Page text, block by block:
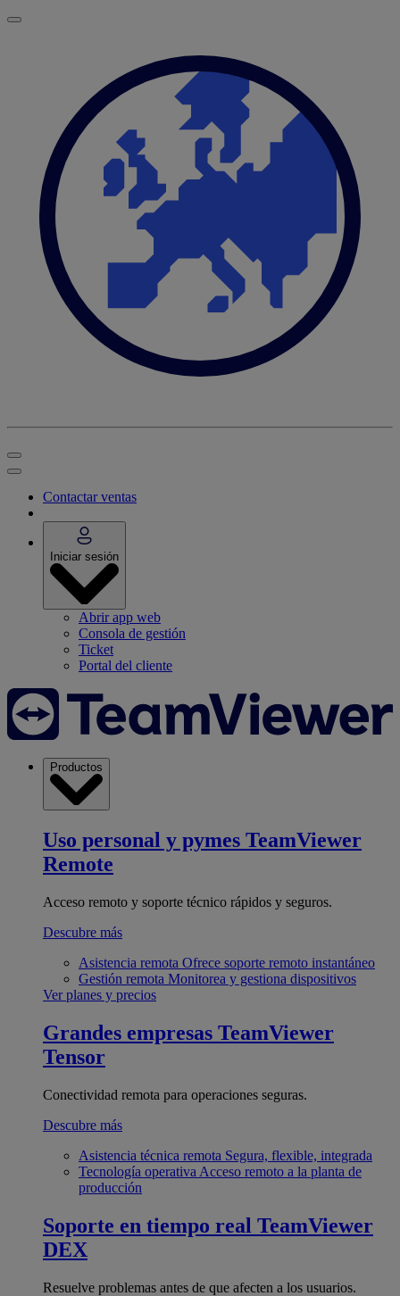
Contactar ventas
Iniciar sesión
Abrir app web
Consola de gestión
Ticket
Portal del cliente
Productos
Uso personal y pymes TeamViewer
Remote
Acceso remoto y soporte técnico rápidos y seguros.
Descubre más
Asistencia remota Ofrece soporte remoto instantáneo
Gestión remota Monitorea y gestiona dispositivos
Ver planes y precios
Grandes empresas TeamViewer
Tensor
Conectividad remota para operaciones seguras.
Descubre más
Asistencia técnica remota Segura, flexible, integrada
Tecnología operativa Acceso remoto a la planta de
producción
Soporte en tiempo real TeamViewer
DEX
Resuelve problemas antes de que afecten a los usuarios.